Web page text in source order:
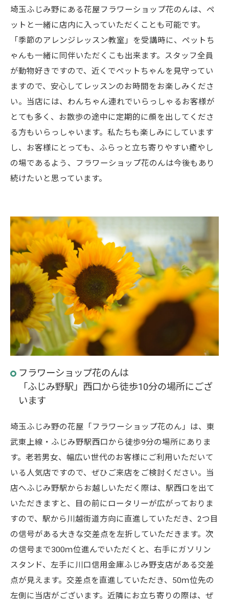
埼玉ふじみ野にある花屋フラワーショップ花のんは、ペ
ットと一緒に店内に入っていただくことも可能です。
「季節のアレンジレッスン教室」を受講時に、ペットち
ゃんも一緒に同伴いただくこも出来ます。スタッフ全員
が動物好きですので、近くでペットちゃんを見守ってい
ますので、安心してレッスンのお時間をお楽しみくださ
い。当店には、わんちゃん連れでいらっしゃるお客様が
とても多く、お散歩の途中に定期的に顔を出してくださ
る方もいらっしゃいます。私たちも楽しみにしています
し、お客様にとっても、ふらっと立ち寄りやすい癒やし
の場であるよう、フラワーショップ花のんは今後もあり
続けたいと思っています。
フラワーショップ花のんは
「ふじみ野駅」西口から徒歩10分の場所にござ
います
埼玉ふじみ野の花屋「フラワーショップ花のん」は、東
武東上線・ふじみ野駅西口から徒歩9分の場所にありま
す。老若男女、幅広い世代のお客様にご利用いただいて
いる人気店ですので、ぜひご来店をご検討ください。当
店へふじみ野駅からお越しいただく際は、駅西口を出て
いただきますと、目の前にロータリーが広がっておりま
すので、駅から川越街道方向に直進していただき、2つ目
の信号がある大きな交差点を左折していただきます。次
の信号まで300ｍ位進んでいただくと、右手にガソリン
スタンド、左手に川口信用金庫ふじみ野支店がある交差
点が見えます。交差点を直進していただき、50ｍ位先の
左側に当店がございます。近隣にお立ち寄りの際は、ぜ